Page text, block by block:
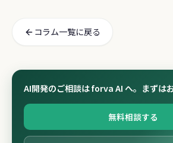
コラム一覧に戻る
AI開発のご相談は forva AI へ。まずは
無料相談する